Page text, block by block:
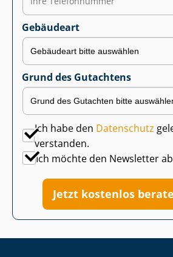
Gebäudeart
Grund des Gutachtens
Ich habe den Datenschutz
verstanden.
Ich möchte den Newsletter
Jetzt kostenlos